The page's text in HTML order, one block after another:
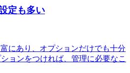
定も多い
にあり、オプションだけでも十分
ョンをつければ、管理に必要なこ